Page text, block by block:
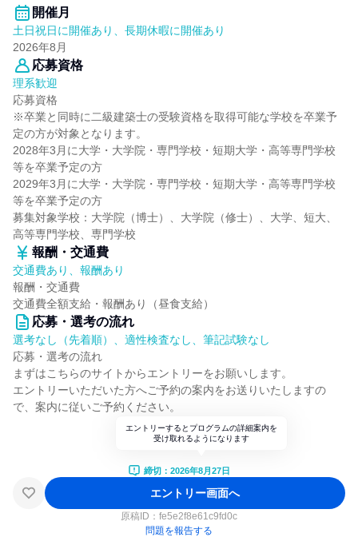
開催月
土日祝日に開催あり、長期休暇に開催あり
2026年8月
応募資格
理系歓迎
応募資格
※卒業と同時に二級建築士の受験資格を取得可能な学校を卒業予
定の方が対象となります。
2028年3月に大学・大学院・専門学校・短期大学・高等専門学校
等を卒業予定の方
2029年3月に大学・大学院・専門学校・短期大学・高等専門学校
等を卒業予定の方
募集対象学校：大学院（博士）、大学院（修士）、大学、短大、
高等専門学校、専門学校
報酬・交通費
交通費あり、報酬あり
報酬・交通費
交通費全額支給・報酬あり（昼食支給）
応募・選考の流れ
選考なし（先着順）、適性検査なし、筆記試験なし
応募・選考の流れ
まずはこちらのサイトからエントリーをお願いします。
エントリーいただいた方へご予約の案内をお送りいたしますの
で、案内に従いご予約ください。
エントリーするとプログラムの詳細案内を
受け取れるようになります
締切：2026年8月27日
エントリー画面へ
原稿ID： fe5e2f8e61c9fd0c
問題を報告する